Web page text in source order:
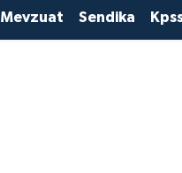
Mevzuat Sendika